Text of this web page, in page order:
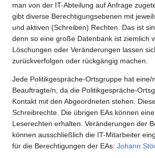
man von der IT-Abteilung auf Anfrage
gibt diverse Berechtigungsebenen mit
und aktiven (Schreiben) Rechten. Das ist
denn so eine große Datenbank ist ziemlich
Löschungen oder Veränderungen lassen
zurückverfolgen oder rückgängig machen.
Jede Politikgespräche-Ortsgruppe hat eine/
Beauftragte/n, da die Politikgespräche-
Kontakt mit den Abgeordneten stehen.
Schreibrechte. Die übrigen EAs können
Leserechten erhalten. Veränderungen der
können ausschließlich die IT-Mitarbeiter
für die Berechtigungen der EAs: Johann